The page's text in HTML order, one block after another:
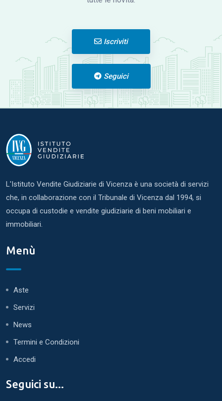
Iscriviti
Seguici
L'Istituto Vendite Giudiziarie di Vicenza è una società di servizi
che, in collaborazione con il Tribunale di Vicenza dal 1994, si
occupa di custodie e vendite giudiziarie di beni mobiliari e
immobiliari.
Menù
Aste
Servizi
News
Termini e Condizioni
Accedi
Seguici su...